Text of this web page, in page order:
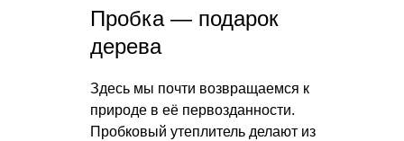
Пробка — подарок
дерева
Здесь мы почти возвращаемся к
природе в её первозданности.
Пробковый утеплитель делают из